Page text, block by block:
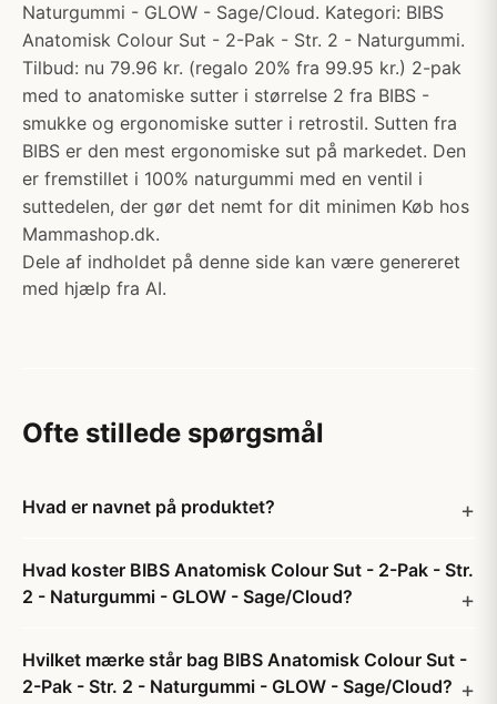
Naturgummi - GLOW - Sage/Cloud. Kategori: BIBS
Anatomisk Colour Sut - 2-Pak - Str. 2 - Naturgummi.
Tilbud: nu 79.96 kr. (regalo 20% fra 99.95 kr.) 2-pak
med to anatomiske sutter i størrelse 2 fra BIBS -
smukke og ergonomiske sutter i retrostil. Sutten fra
BIBS er den mest ergonomiske sut på markedet. Den
er fremstillet i 100% naturgummi med en ventil i
suttedelen, der gør det nemt for dit minimen Køb hos
Mammashop.dk.
Dele af indholdet på denne side kan være genereret
med hjælp fra AI.
Ofte stillede spørgsmål
Hvad er navnet på produktet?
Hvad koster BIBS Anatomisk Colour Sut - 2-Pak - Str.
2 - Naturgummi - GLOW - Sage/Cloud?
Hvilket mærke står bag BIBS Anatomisk Colour Sut -
2-Pak - Str. 2 - Naturgummi - GLOW - Sage/Cloud?